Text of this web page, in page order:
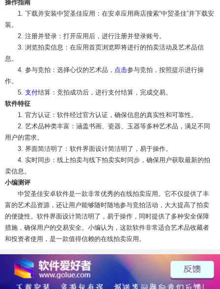
操作指南
1. 下载并安装中贸圣佳应用：在安卓应用商店搜索“中贸圣佳”并下载安
装。
2. 注册并登录：打开应用后，进行注册并登录账号。
3. 浏览拍卖信息：在应用首页浏览即将进行的拍卖活动及艺术品信
息。
4. 参与竞拍：选择心仪的艺术品， 点击参与竞拍，按照提示进行操
作。
5. 支付结算：竞拍成功后，进行支付结算，完成交易。
软件特征
1. 官方认证：软件经过官方认证，确保信息的真实性和可靠性。
2. 艺术品种类丰富：涵盖书画、瓷器、玉器等多种艺术品，满足不同
用户的需求。
3. 界面简洁明了：软件界面设计简洁明了，易于操作。
4. 实时同步：线上拍卖与线下拍卖实时同步，确保用户获取最新的拍
卖信息。
小编测评
中贸圣佳安卓软件是一款非常优秀的在线拍卖应用。它不仅提供了丰
富的艺术品资源，还让用户能够随时随地参与竞拍活动，大大提高了拍卖
的便捷性。软件界面设计简洁明了，易于操作，同时提供了多种安全保障
措施，确保用户的交易安全。小编认为，这款软件非常适合艺术品收藏者
和投资者使用，是一款值得信赖的在线拍卖应用。